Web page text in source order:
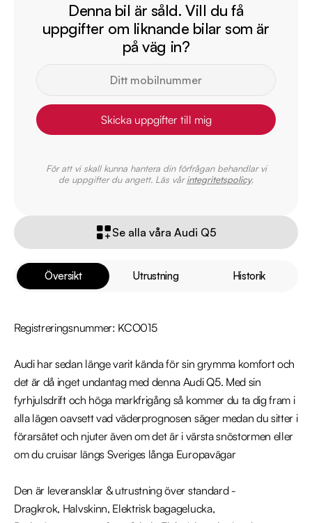
Översikt Utrustning Historik
Registreringsnummer: KCO015
Audi har sedan länge varit kända för sin grymma komfort och
det är då inget undantag med denna Audi Q5. Med sin
fyrhjulsdrift och höga markfrigång så kommer du ta dig fram i
alla lägen oavsett vad väderprognosen säger medan du sitter i
förarsätet och njuter även om det är i värsta snöstormen eller
om du cruisar längs Sveriges långa Europavägar
Den är leveransklar & utrustning över standard -
Dragkrok, Halvskinn, Elektrisk bagagelucka,
Denna bil är såld. Vill du få
uppgifter om liknande bilar som är
på väg in?
Skicka uppgifter till mig
För att vi skall kunna hantera din förfrågan behandlar vi
de uppgifter du angett. Läs vårintegritetspolicy.
Se alla våra Audi Q5